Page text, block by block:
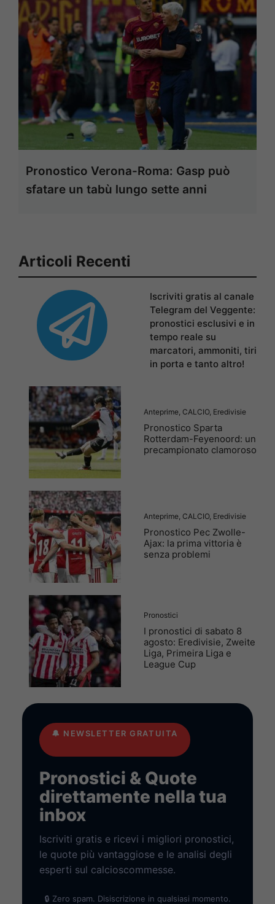
Pronostico Verona-Roma: Gasp può
sfatare un tabù lungo sette anni
Articoli Recenti
Iscriviti gratis al canale
Telegram del Veggente:
pronostici esclusivi e in
tempo reale su
marcatori, ammoniti, tiri
in porta e tanto altro!
Anteprime CALCIO, Eredivisie
Pronostico Sparta
Rotterdam-Feyenoord: un
precampionato clamoroso
Anteprime CALCIO, Eredivisie
Pronostico Pec Zwolle-
Ajax: la prima vittoria è
senza problemi
Pronostici
I pronostici di sabato 8
agosto: Eredivisie, Zweite
Liga, Primeira Liga e
League Cup
🔔 NEWSLETTER GRATUITA
Pronostici & Quote
direttamente nella tua
inbox
Iscriviti gratis e ricevi i migliori pronostici,
le quote più vantaggiose e le analisi degli
esperti sul calcioscommesse.
🔒 Zero spam. Disiscrizione in qualsiasi momento.